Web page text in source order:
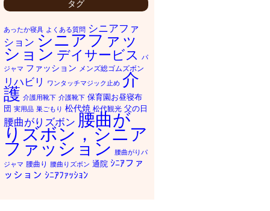
タグ
あったか寝具 よくある質問 シニアファ
ション シニアファッ
ション デイサービス
パ
ジャマ ファッション メンズ総ゴムズボン
リハビリ ワンタッチマジック止め 介
護 介護用靴下 介護靴下 保育園お昼寝布
団 実用品 巣ごもり 松代焼 松代観光 父の日
腰曲がりズボン 腰曲が
りズボン，シニア
ファッション
腰曲がりパ
ジャマ 腰曲り 腰曲りズボン 通院 ｼﾆｱファ
ッション ｼﾆｱﾌｧｯｼｮﾝ